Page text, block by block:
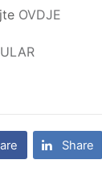
OVDJE
Share